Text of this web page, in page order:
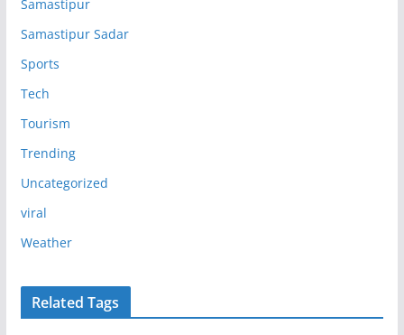
Samastipur
Samastipur Sadar
Sports
Tech
Tourism
Trending
Uncategorized
viral
Weather
Related Tags